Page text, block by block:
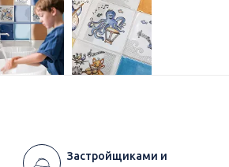
Застройщиками и